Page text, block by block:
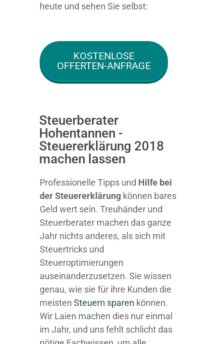
heute und sehen Sie selbst:
KOSTENLOSE
OFFERTEN-ANFRAGE
Steuerberater
Hohentannen -
Steuererklärung 2018
machen lassen
Professionelle Tipps und Hilfe bei
der Steuererklärung können bares
Geld wert sein. Treuhänder und
Steuerberater machen das ganze
Jahr nichts anderes, als sich mit
Steuertricks und
Steueroptimierungen
auseinanderzusetzen. Sie wissen
genau, wie sie für ihre Kunden die
meisten Steuern sparen können.
Wir Laien machen dies nur einmal
im Jahr, und uns fehlt schlicht das